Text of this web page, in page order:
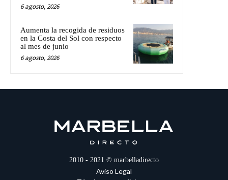
6 agosto, 2026
Aumenta la recogida de residuos
en la Costa del Sol con respecto
al mes de junio
6 agosto, 2026
2010 - 2021 © marbelladirecto
Aviso Legal